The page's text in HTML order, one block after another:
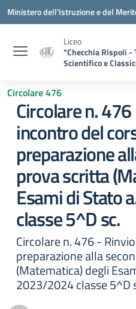
Vai ai contenuti
Vai al menu di navigazione
Vai al footer
Ministero dell'Istruzione e del
Liceo
"Checchia Rispoli -
Scientifico e
Circolare 476
Circolare n.
incontro del
preparazione
prova scritta
Esami di Stato
classe 5^D sc.
Circolare n. 476 -
preparazione alla
(Matematica) degli
2023/2024 classe 5^D